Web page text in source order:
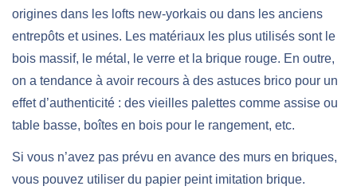
origines dans les lofts new-yorkais ou dans les anciens
entrepôts et usines. Les matériaux les plus utilisés sont le
bois massif, le métal, le verre et la brique rouge. En outre,
on a tendance à avoir recours à des astuces brico pour un
effet d’authenticité : des vieilles palettes comme assise ou
table basse, boîtes en bois pour le rangement, etc.
Si vous n’avez pas prévu en avance des murs en briques,
vous pouvez utiliser du papier peint imitation brique.